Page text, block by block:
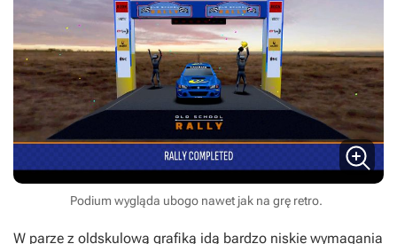
Podium wygląda ubogo nawet jak na grę retro.
W parze z oldskulową grafiką idą bardzo niskie wymagania